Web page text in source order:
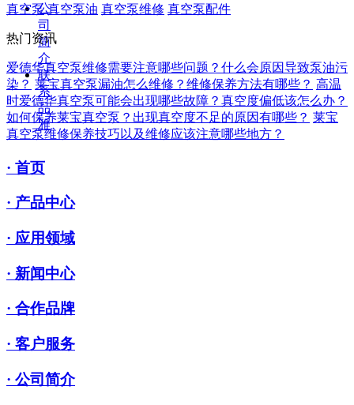
公
司
简
介
联
系
品
雅
真空泵 真空泵油 真空泵维修 真空泵配件
热门资讯
爱德华真空泵维修需要注意哪些问题？什么会原因导致泵油污
染？ 莱宝真空泵漏油怎么维修？维修保养方法有哪些？ 高温
时爱德华真空泵可能会出现哪些故障？真空度偏低该怎么办？
如何保养莱宝真空泵？出现真空度不足的原因有哪些？ 莱宝
真空泵维修保养技巧以及维修应该注意哪些地方？
· 首页
· 产品中心
· 应用领域
· 新闻中心
· 合作品牌
· 客户服务
· 公司简介